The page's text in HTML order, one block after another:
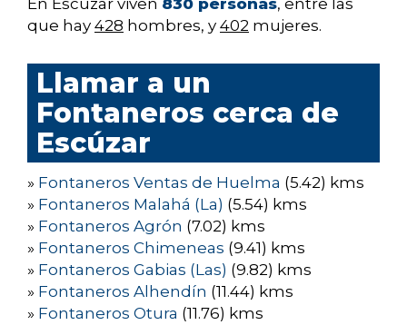
En Escúzar viven 830 personas, entre las
que hay 428 hombres, y 402 mujeres.
Llamar a un
Fontaneros cerca de
Escúzar
» Fontaneros Ventas de Huelma (5.42) kms
» Fontaneros Malahá (La) (5.54) kms
» Fontaneros Agrón (7.02) kms
» Fontaneros Chimeneas (9.41) kms
» Fontaneros Gabias (Las) (9.82) kms
» Fontaneros Alhendín (11.44) kms
» Fontaneros Otura (11.76) kms